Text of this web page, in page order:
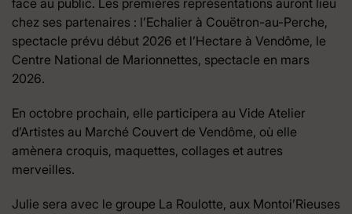
face au public. Les premières représentations auront lieu
chez ses partenaires : l’Echalier à Couëtron-au-Perche,
spectacle prévu début 2026 et l’Hectare à Vendôme, le
Centre National de Marionnettes, spectacle en mars
2026.
En octobre prochain, elle participera au Vide Atelier
d’Artistes au Marché Couvert de Vendôme, où elle
amènera croquis, maquettes, collages et autres
merveilles.
Julie sera avec le groupe La Roulotte, aux Montoi’Rieuses